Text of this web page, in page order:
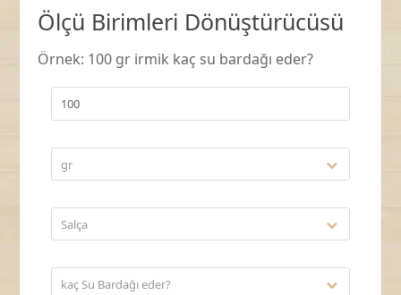
Ölçü Birimleri Dönüştürücüsü
Örnek: 100 gr irmik kaç su bardağı eder?
gr
Salça
kaç Su Bardağı eder?